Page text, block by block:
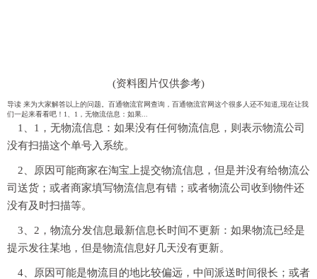
(资料图片仅供参考)
导读 来为大家解答以上的问题。百通物流官网查询，百通物流官网这个很多人还不知道,现在让我
们一起来看看吧！1、1，无物流信息：如果...
1、1，无物流信息：如果没有任何物流信息，则表示物流公司
没有扫描这个单号入系统。
2、原因可能商家在淘宝上提交物流信息，但是并没有给物流公
司送货；或者商家填写物流信息有错；或者物流公司收到物件还
没有及时扫描等。
3、2，物流分发信息最新信息长时间不更新：如果物流已经是
提示发往某地，但是物流信息好几天没有更新。
4、原因可能是物流目的地比较偏远，中间派送时间很长；或者